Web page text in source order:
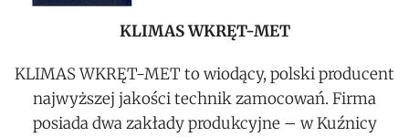
KLIMAS WKRĘT-MET
KLIMAS WKRĘT-MET to wiodący, polski producent
najwyższej jakości technik zamocowań. Firma
posiada dwa zakłady produkcyjne – w Kuźnicy